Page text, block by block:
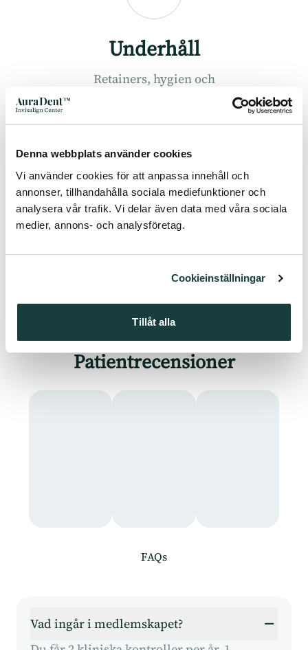
Denna webbplats använder cookies
Vi använder cookies för att anpassa innehåll och
annonser, tillhandahålla sociala mediefunktioner och
analysera vår trafik. Vi delar även data med våra sociala
medier, annons- och analysföretag.
Cookieinställningar
Tillåt alla
Underhåll
Retainers, hygien och
3
Skydd
Tidig upptäckt och kontinuerligt
stöd.
Patientrecensioner
FAQs
Vad ingår i medlemskapet?